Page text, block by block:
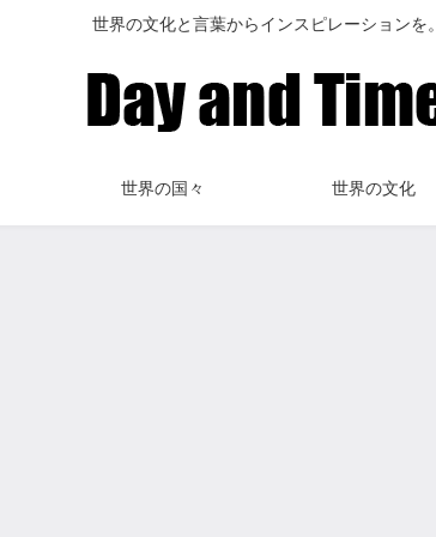
世界の文化と言葉からインスピレーションを。
世界の国々 世界の文化